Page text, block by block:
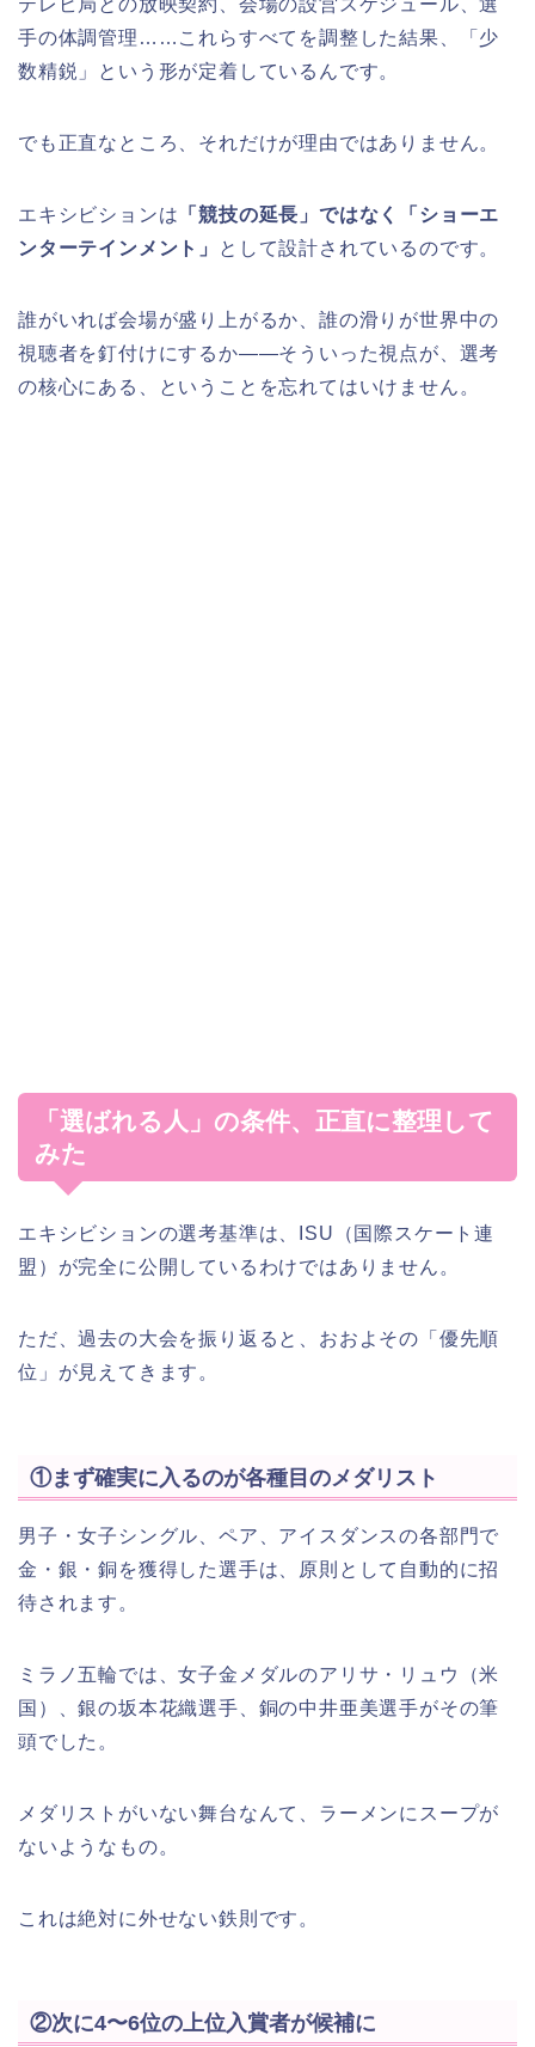
テレビ局との放映契約、会場の設営スケジュール、選
手の体調管理……これらすべてを調整した結果、「少
数精鋭」という形が定着しているんです。
でも正直なところ、それだけが理由ではありません。
エキシビションは 「競技の延長」ではなく「ショーエ
ンターテインメント」
として設計されているのです。
誰がいれば会場が盛り上がるか、誰の滑りが世界中の
視聴者を釘付けにするか——そういった視点が、選考
の核心にある、ということを忘れてはいけません。
「選ばれる人」の条件、正直に整理して
みた
エキシビションの選考基準は、ISU（国際スケート連
盟）が完全に公開しているわけではありません。
ただ、過去の大会を振り返ると、おおよその「優先順
位」が見えてきます。
①まず確実に入るのが各種目のメダリスト
男子・女子シングル、ペア、アイスダンスの各部門で
金・銀・銅を獲得した選手は、原則として自動的に招
待されます。
ミラノ五輪では、女子金メダルのアリサ・リュウ（米
国）、銀の坂本花織選手、銅の中井亜美選手がその筆
頭でした。
メダリストがいない舞台なんて、ラーメンにスープが
ないようなもの。
これは絶対に外せない鉄則です。
②次に4〜6位の上位入賞者が候補に